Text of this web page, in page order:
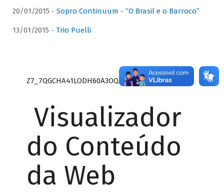
20/01/2015 - Sopro Continuum - “O Brasil e o Barroco”
13/01/2015 - Trio Puelli
Z7_7QGCHA41LODH60A3OQA8RN1415
Visualizador
do Conteúdo
da Web